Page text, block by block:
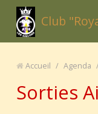
Club
Accueil / Agenda
Sorties